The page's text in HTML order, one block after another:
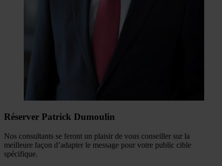
Réserver Patrick Dumoulin
Nos consultants se feront un plaisir de vous conseiller sur la
meilleure façon d’adapter le message pour votre public cible
spécifique.